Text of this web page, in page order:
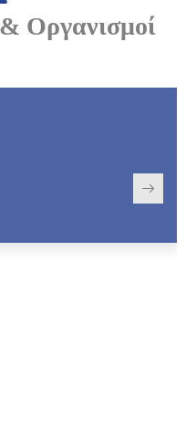
Οργανισμοί